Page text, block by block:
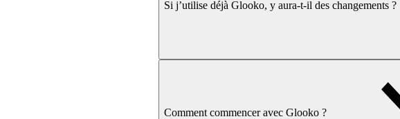
Si j’utilise déjà Glooko, y aura-t-il des changements ?
Comment commencer avec Glooko ?